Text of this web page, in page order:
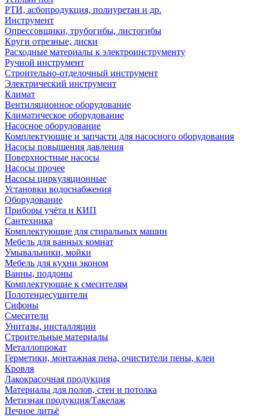
РТИ, асбопродукция, полиуретан и др.
Инструмент
Опрессовщики, трубогибы, листогибы
Круги отрезные, диски
Расходные материалы к электроинструменту
Ручной инструмент
Строительно-отделочный инструмент
Электрический инструмент
Климат
Вентиляционное оборудование
Климатическое оборудование
Насосное оборудование
Комплектующие и запчасти для насосного оборудования
Насосы повышения давления
Поверхностные насосы
Насосы прочее
Насосы циркуляционные
Установки водоснабжения
Оборудование
Приборы учёта и КИП
Сантехника
Комплектующие для стиральных машин
Мебель для ванных комнат
Умывальники, мойки
Мебель для кухни эконом
Ванны, поддоны
Комплектующие к смесителям
Полотенцесушители
Сифоны
Смесители
Унитазы, инсталляции
Строительные материалы
Металлопрокат
Герметики, монтажная пена, очистители пены, клеи
Кровля
Лакокрасочная продукция
Материалы для полов, стен и потолка
Метизная продукция/Такелаж
Печное литьё